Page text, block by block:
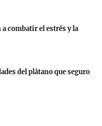
combatir el estrés y la
del plátano que seguro